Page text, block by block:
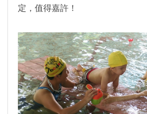
定，值得嘉許！